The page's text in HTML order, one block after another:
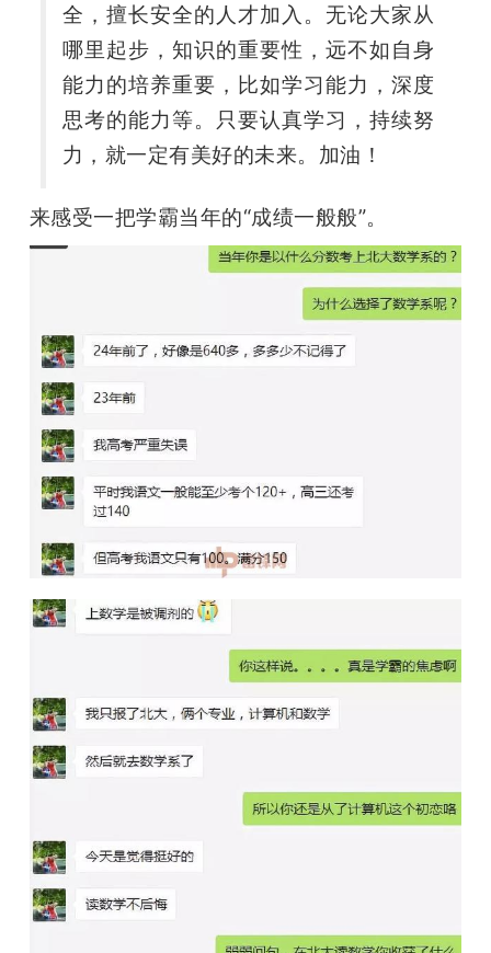
全，擅长安全的人才加入。无论大家从
哪里起步，知识的重要性，远不如自身
能力的培养重要，比如学习能力，深度
思考的能力等。只要认真学习，持续努
力，就一定有美好的未来。加油！
来感受一把学霸当年的“成绩一般般”。